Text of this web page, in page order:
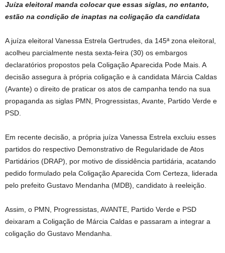
Juíza eleitoral manda colocar que essas siglas, no entanto,
estão na condição de inaptas na coligação da candidata
A juíza eleitoral Vanessa Estrela Gertrudes, da 145ª zona eleitoral,
acolheu parcialmente nesta sexta-feira (30) os embargos
declaratórios propostos pela Coligação Aparecida Pode Mais. A
decisão assegura à própria coligação e à candidata Márcia Caldas
(Avante) o direito de praticar os atos de campanha tendo na sua
propaganda as siglas PMN, Progressistas, Avante, Partido Verde e
PSD.
Em recente decisão, a própria juíza Vanessa Estrela excluiu esses
partidos do respectivo Demonstrativo de Regularidade de Atos
Partidários (DRAP), por motivo de dissidência partidária, acatando
pedido formulado pela Coligação Aparecida Com Certeza, liderada
pelo prefeito Gustavo Mendanha (MDB), candidato à reeleição.
Assim, o PMN, Progressistas, AVANTE, Partido Verde e PSD
deixaram a Coligação de Márcia Caldas e passaram a integrar a
coligação do Gustavo Mendanha.